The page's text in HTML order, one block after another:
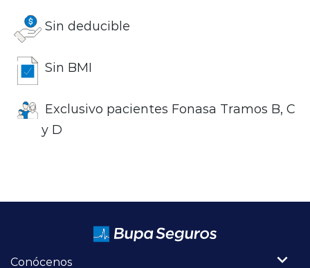
Sin deducible
Sin BMI
Exclusivo pacientes Fonasa Tramos B, C
y D
Conócenos